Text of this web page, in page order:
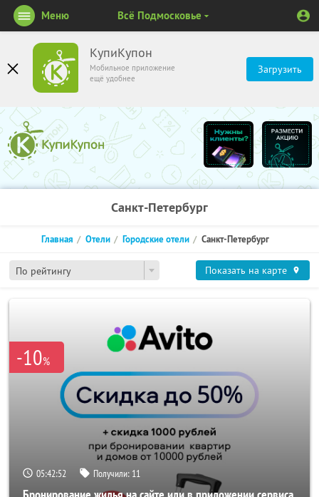
КупиКупон
Мобильное приложение
ещё удобнее
Загрузить
Меню Всё Подмосковье
Санкт-Петербург
По рейтингу
Главная Отели Городские отели Санкт-Петербург
Показать на карте
-10%
05:42:51 Получили: 11